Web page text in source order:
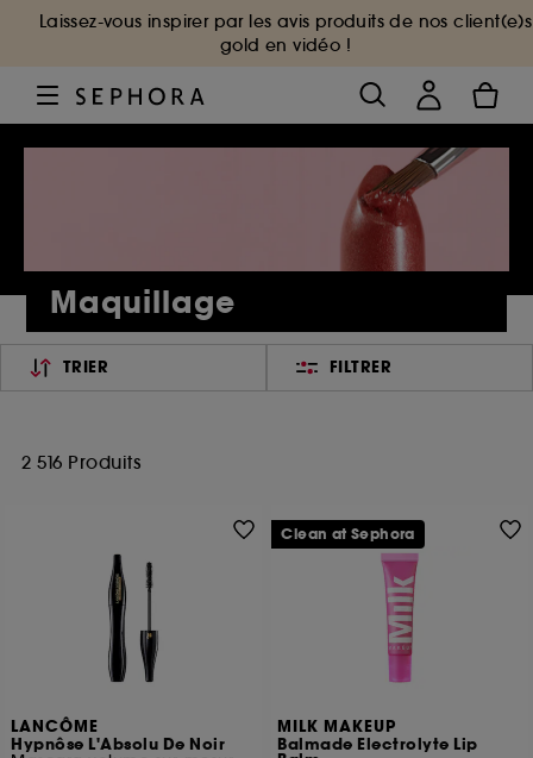
Laissez-vous inspirer par les avis produits de nos client(e)s
gold en vidéo !
Maquillage
TRIER FILTRER
2 516 Produits
LANCÔME
Hypnôse L'Absolu De Noir
MILK MAKEUP
Balmade Electrolyte Lip
Clean at Sephora